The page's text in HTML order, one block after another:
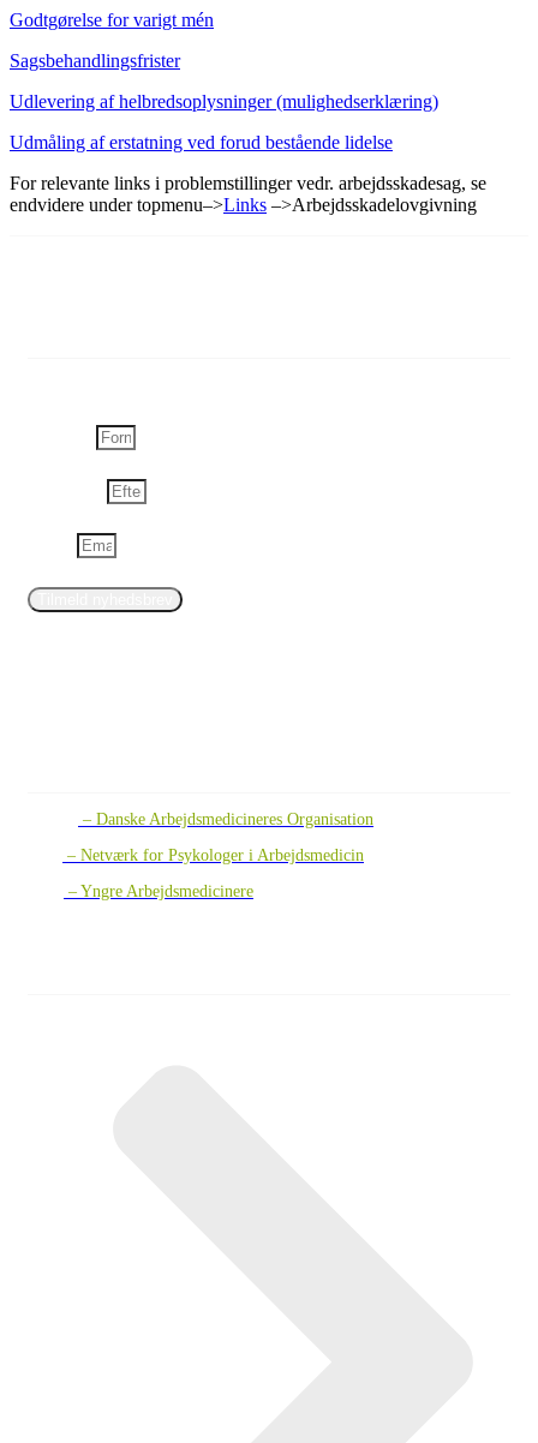
Godtgørelse for varigt mén
Sagsbehandlingsfrister
Udlevering af helbredsoplysninger (mulighedserklæring)
Udmåling af erstatning ved forud bestående lidelse
For relevante links i problemstillinger vedr. arbejdsskadesag, se
endvidere under topmenu–>Links –>Arbejdsskadelovgivning
– Danske Arbejdsmedicineres Organisation
– Netværk for Psykologer i Arbejdsmedicin
– Yngre Arbejdsmedicinere